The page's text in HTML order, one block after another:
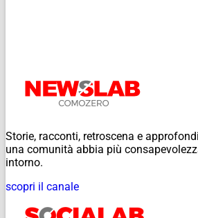
Storie, racconti, retroscena e
una comunità abbia più
intorno.
scopri il canale